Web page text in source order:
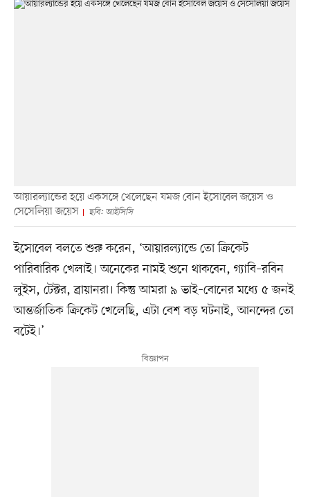
আয়ারল্যান্ডের হয়ে একসঙ্গে খেলেছেন যমজ বোন ইসোবেল জয়েস ও
সেসেলিয়া জয়েস
ছবি: আইসিসি
ইসোবেল বলতে শুরু করেন, ‘আয়ারল্যান্ডে তো ক্রিকেট
পারিবারিক খেলাই। অনেকের নামই শুনে থাকবেন, গ্যাবি–রবিন
লুইস, টেক্টর, ব্রায়ানরা। কিন্তু আমরা ৯ ভাই–বোনের মধ্যে ৫ জনই
আন্তর্জাতিক ক্রিকেট খেলেছি, এটা বেশ বড় ঘটনাই, আনন্দের তো
বটেই।’